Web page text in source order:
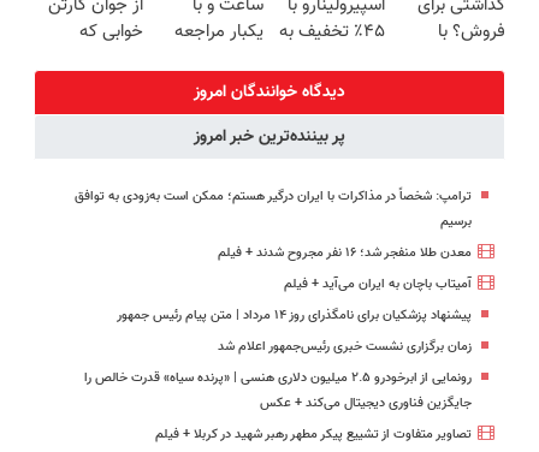
(40%off)
پرداخت قسطی
فروش؟ با
۴۵٪ تخفیف به یکبار مراجعه
خوابی که
دیدگاه خوانندگان امروز
پر بیننده‌ترین خبر امروز
ترامپ: شخصاً در مذاکرات با ایران درگیر هستم؛ ممکن است به‌زودی به توافق
برسیم
معدن طلا منفجر شد؛ ۱۶ نفر مجروح شدند + فیلم
آمیتاب باچان به ایران می‌آید + فیلم
پیشنهاد پزشکیان برای نامگذرای روز ۱۴ مرداد | متن پیام رئیس جمهور
زمان برگزاری نشست خبری رئیس‌جمهور اعلام شد
رونمایی از ابرخودرو ۲.۵ میلیون دلاری هنسی | «پرنده سیاه» قدرت خالص را
جایگزین فناوری دیجیتال می‌کند + عکس
تصاویر متفاوت از تشییع پیکر مطهر رهبر شهید در کربلا + فیلم